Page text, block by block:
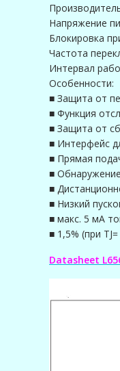
Напряжение
Блокировка
Частота
Интервал
Особенности:
■ Защита от
■ Функция
■ Защита от
■ Интерфейс
■ Прямая
■
■
■ Низкий
■ макс. 5 мА
■ 1,5% (при
Datasheet